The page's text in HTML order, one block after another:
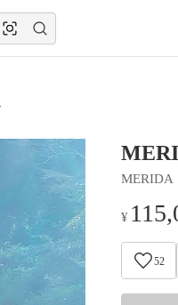
MERIDA
¥
52